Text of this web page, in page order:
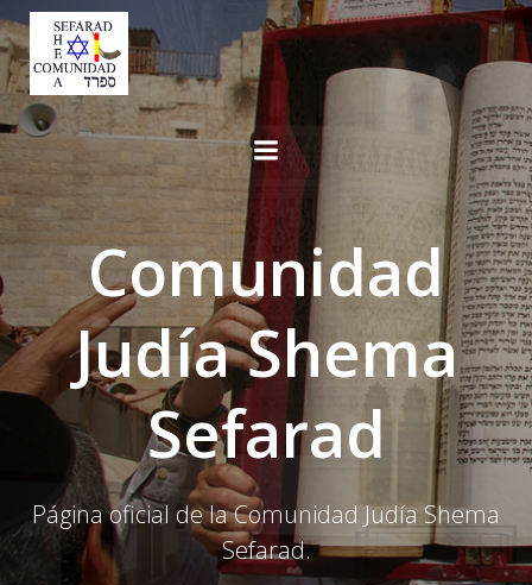
Saltar
al
contenido
Comunidad
Judía Shema
Sefarad
Página oficial de la Comunidad Judía Shema
Sefarad.